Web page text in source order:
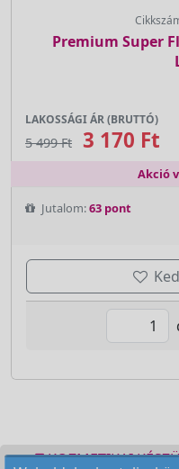
Premium Super
LAKOSSÁGI ÁR (BRUTTÓ)
5 499 Ft 3 170 Ft
Akció
Jutalom:63 pont
KOZMETIKAI